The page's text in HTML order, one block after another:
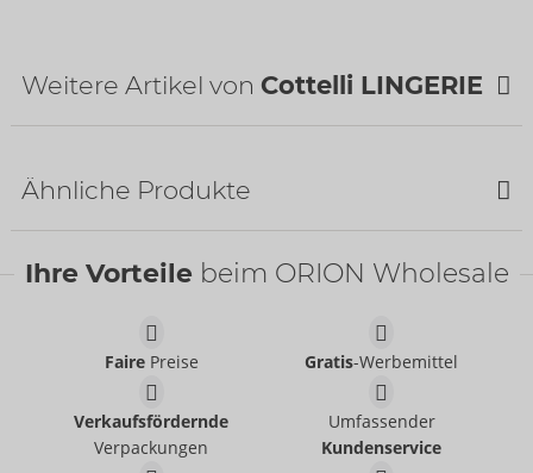
Zolltarifnummer: 61143000
Weitere Artikel von Cottelli LINGERIE
Cottelli LINGERIE- ORION Brand
22157723021
Cottelli LINGERIE- ORION Brand
22157561021
Ähnliche Produkte
Ihre Vorteile beim ORION Wholesale
FairePreise Gratis-Werbemittel
Verkaufsfördernde
Verpackungen
Umfassender
Kundenservice